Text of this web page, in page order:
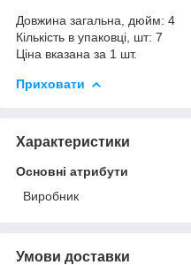
Довжина загальна, дюйм: 4
Кількість в упаковці, шт: 7
Ціна вказана за 1 шт.
Приховати
Характеристики
Основні атрибути
Виробник
Умови доставки